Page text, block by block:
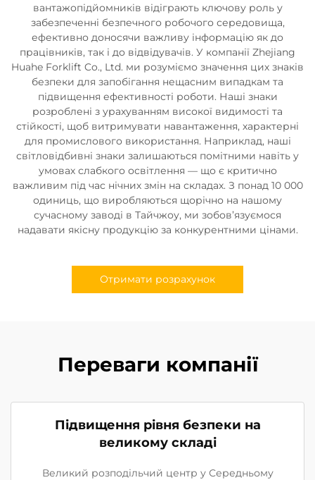
вантажопідйомників відіграють ключову роль у
забезпеченні безпечного робочого середовища,
ефективно доносячи важливу інформацію як до
працівників, так і до відвідувачів. У компанії Zhejiang
Huahe Forklift Co., Ltd. ми розуміємо значення цих знаків
безпеки для запобігання нещасним випадкам та
підвищення ефективності роботи. Наші знаки
розроблені з урахуванням високої видимості та
стійкості, щоб витримувати навантаження, характерні
для промислового використання. Наприклад, наші
світловідбивні знаки залишаються помітними навіть у
умовах слабкого освітлення — що є критично
важливим під час нічних змін на складах. З понад 10 000
одиниць, що виробляються щорічно на нашому
сучасному заводі в Тайчжоу, ми зобов’язуємося
надавати якісну продукцію за конкурентними цінами.
Отримати розрахунок
Переваги компанії
Підвищення рівня безпеки на
великому складі
Великий розподільчий центр у Середньому